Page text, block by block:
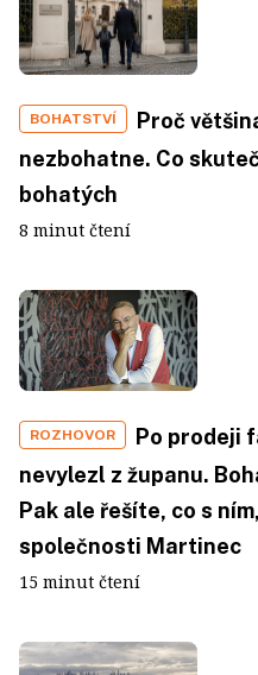
BOHATSTVÍ
Proč
nezbohatne. Co
bohatých
8 minut čtení
ROZHOVOR
Po prodeji
nevylezl z županu.
Pak ale řešíte, co s
společnosti Martinec
15 minut čtení